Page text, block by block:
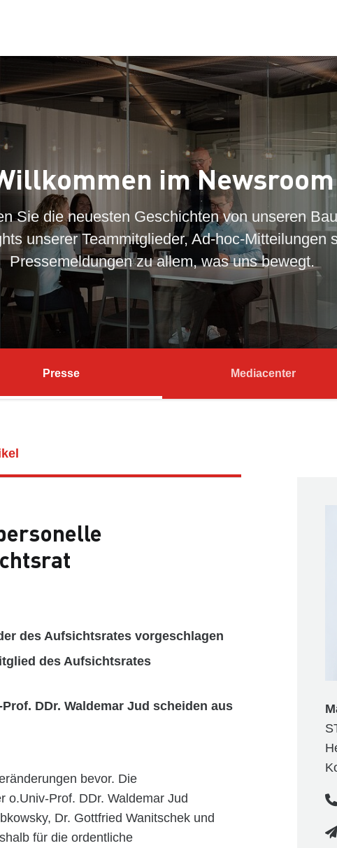
im Newsroom
Sie die neuesten Geschichten von unseren
unserer Teammitglieder, Ad-hoc-Mitteilungen
Pressemeldungen zu allem, was uns bewegt.
Presse Mediacenter
des Aufsichtsrates vorgeschlagen
des Aufsichtsrates
DDr. Waldemar Jud scheiden aus
bevor. Die
o.Univ-Prof. DDr. Waldemar Jud
Dr. Gottfried Wanitschek und
für die ordentliche